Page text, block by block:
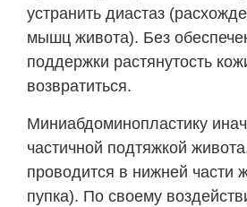
устранить диастаз
мышц живота). Без
поддержки растянутость
возвратиться.
Миниабдоминопластику
частичной подтяжкой
проводится в нижней части
пупка). По своему